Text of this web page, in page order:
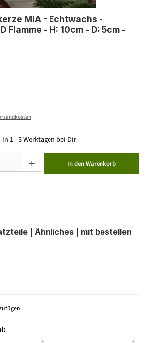
MIA - Echtwachs -
Flamme - H: 10cm - D: 5cm -
1 - 3 Werktagen bei Dir
In den Warenkorb
| Ähnliches | mit bestellen